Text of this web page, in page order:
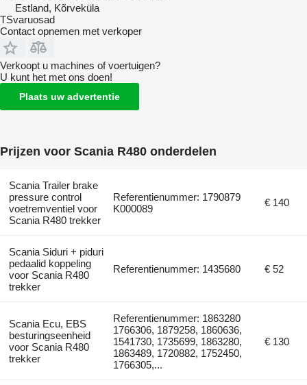
Estland, Kõrveküla
TSvaruosad
Contact opnemen met verkoper
Verkoopt u machines of voertuigen?
U kunt het met ons doen!
Plaats uw advertentie
Prijzen voor Scania R480 onderdelen
Scania Trailer brake
pressure control
voetremventiel voor
Scania R480 trekker
Referentienummer: 1790879
K000089
€ 140
Scania Siduri + piduri
pedaalid koppeling
voor Scania R480
trekker
Referentienummer: 1435680 € 52
Scania Ecu, EBS
besturingseenheid
voor Scania R480
trekker
Referentienummer: 1863280
1766306, 1879258, 1860636,
1541730, 1735699, 1863280,
1863489, 1720882, 1752450,
1766305,...
€ 130